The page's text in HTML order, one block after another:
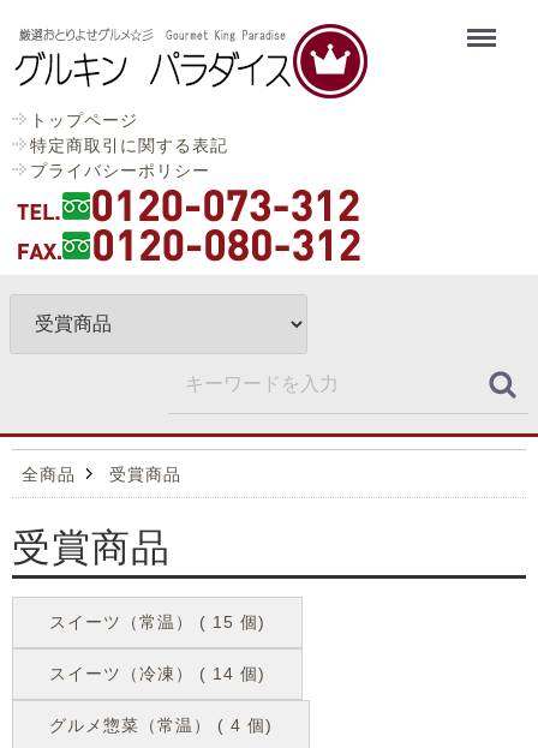
トップページ
特定商取引に関する表記
プライバシーポリシー
全商品 受賞商品
受賞商品
スイーツ（常温） ( 15 個)
スイーツ（冷凍） ( 14 個)
グルメ惣菜（常温） ( 4 個)